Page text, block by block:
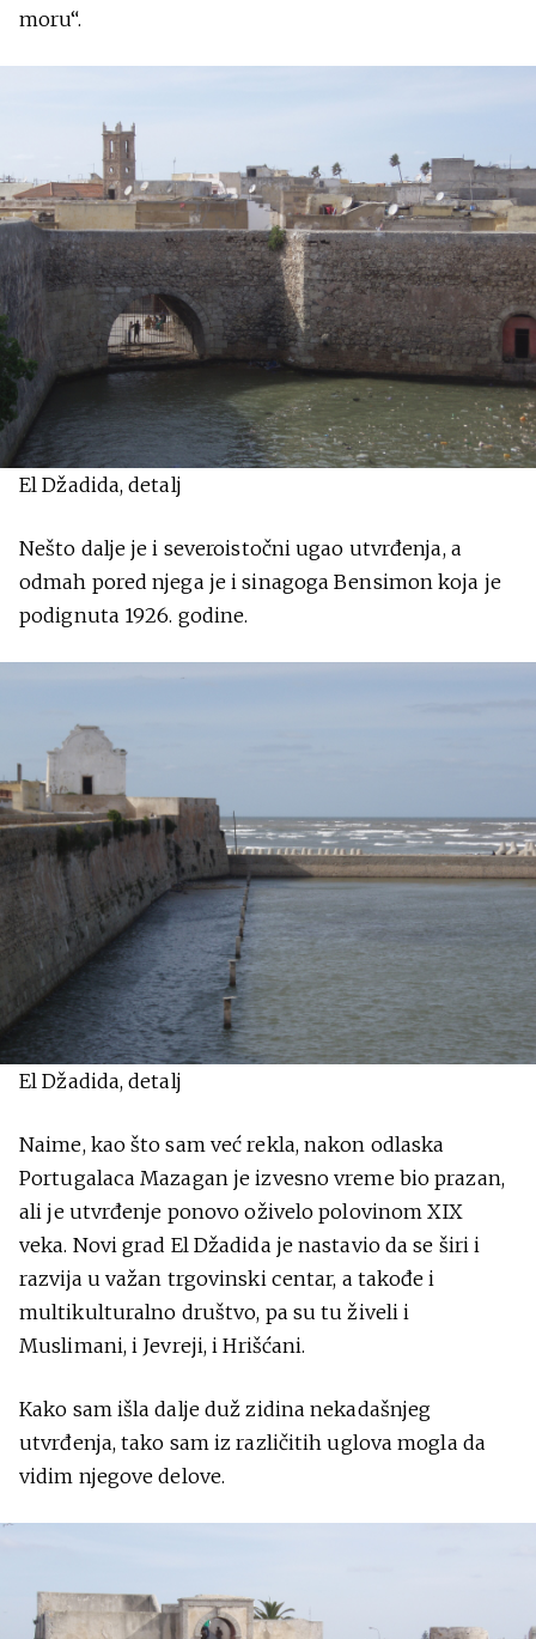
moru“.
El Džadida, detalj
Nešto dalje je i severoistočni ugao utvrđenja, a
odmah pored njega je i sinagoga Bensimon koja je
podignuta 1926. godine.
El Džadida, detalj
Naime, kao što sam već rekla, nakon odlaska
Portugalaca Mazagan je izvesno vreme bio prazan,
ali je utvrđenje ponovo oživelo polovinom XIX
veka. Novi grad El Džadida je nastavio da se širi i
razvija u važan trgovinski centar, a takođe i
multikulturalno društvo, pa su tu živeli i
Muslimani, i Jevreji, i Hrišćani.
Kako sam išla dalje duž zidina nekadašnjeg
utvrđenja, tako sam iz različitih uglova mogla da
vidim njegove delove.